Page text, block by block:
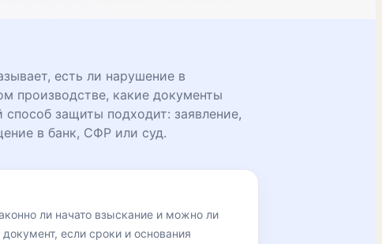
есть ли нарушение в
производстве, какие документы
защиты подходит: заявление,
в банк, СФР или суд.
ли начато взыскание и можно ли
документ, если сроки и основания